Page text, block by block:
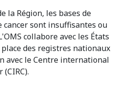
la Région, les bases de
sont insuffisantes ou
collabore avec les États
des registres nationaux
avec le Centre international